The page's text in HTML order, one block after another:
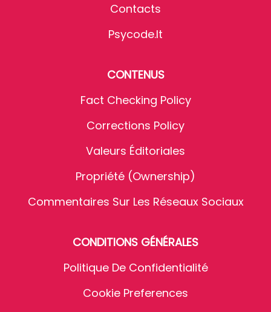
Contacts
Psycode.it
CONTENUS
Fact Checking Policy
Corrections Policy
Valeurs Éditoriales
Propriété (Ownership)
Commentaires Sur Les Réseaux Sociaux
CONDITIONS GÉNÉRALES
Politique De Confidentialité
Cookie Preferences